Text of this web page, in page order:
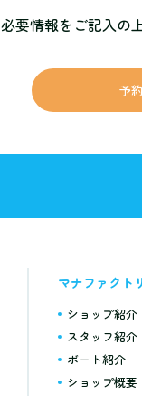
必要情報をご記入の上
予
マナファクト
ショップ紹介
スタッフ紹介
ボート紹介
ショップ概要